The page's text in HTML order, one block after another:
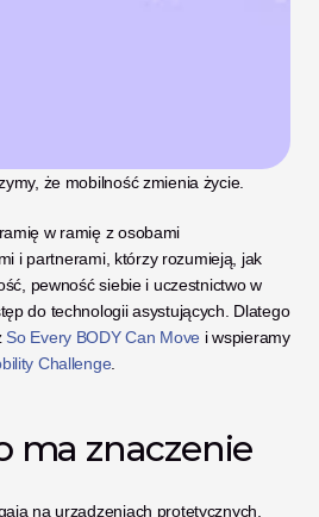
że mobilność zmienia życie.
w ramię z osobami
i partnerami, którzy rozumieją, jak
pewność siebie i uczestnictwo w
do technologii asystujących. Dlatego
So Every BODY Can Move i wspieramy
Challenge
ma znaczenie
na urządzeniach protetycznych,